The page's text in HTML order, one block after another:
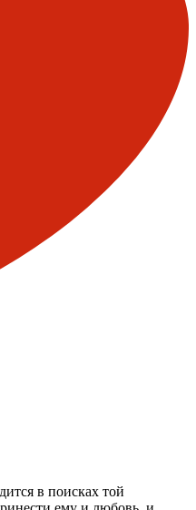
в поисках той